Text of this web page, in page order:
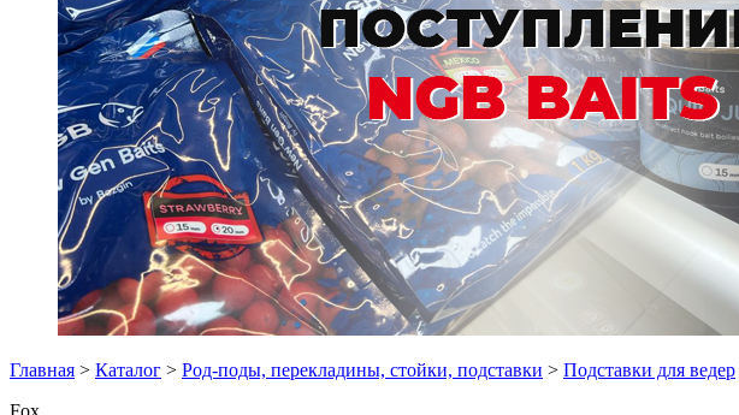
Главная > Каталог > Род-поды, перекладины, стойки, подставки > Подставки для ведер
Fox